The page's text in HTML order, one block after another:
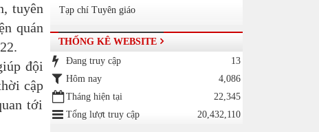
tuyên
quán
iúp đội
cập
tới
Tạp chí Tuyên giáo
THỐNG KÊ WEBSITE
Đang truy cập
13
Hôm nay
4,086
Tháng hiện tại
22,345
Tổng lượt truy cập
20,432,110